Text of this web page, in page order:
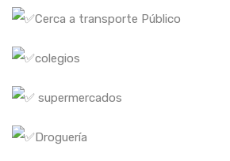
Cerca a transporte Público
colegios
supermercados
Droguería